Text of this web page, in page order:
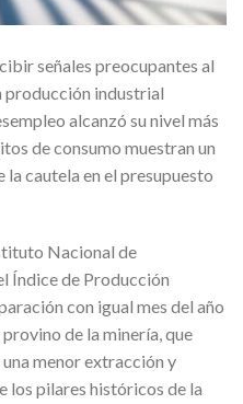
señales preocupantes al
producción industrial
alcanzó su nivel más
de consumo muestran un
cautela en el presupuesto
Nacional de
Índice de Producción
con igual mes del año
de la minería, que
menor extracción y
los pilares históricos de la